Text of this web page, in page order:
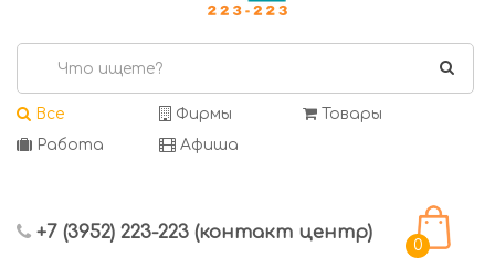
Все Фирмы
Товары
Работа
Афиша
+7 (3952) 223-223 (контакт центр)
0